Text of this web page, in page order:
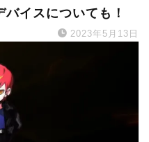
イスについても！
2023年5月13日